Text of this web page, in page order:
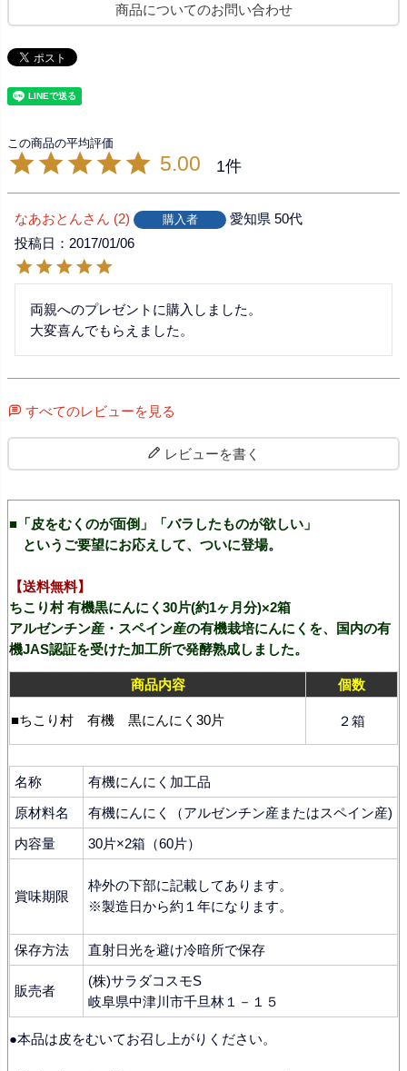
商品についてのお問い合わせ
5.00 1
なあおとん 2 購入者 愛知県 50代
投稿日
2017/01/06
両親へのプレゼントに購入しました。
大変喜んでもらえました。
すべてのレビューを見る
レビューを書く
■「皮をむくのが面倒」「バラしたものが欲しい」
というご要望にお応えして、ついに登場。
【送料無料】
ちこり村 有機黒にんにく30片(約1ヶ月分)×2箱
アルゼンチン産・スペイン産の有機栽培にんにくを、国内の有
機JAS認証を受けた加工所で発酵熟成しました。
商品内容 個数
■ちこり村 有機 黒にんにく30片 ２箱
名称
有機にんにく加工品
原材料名
有機にんにく（アルゼンチン産またはスペイン産)
内容量
30片×2箱（60片）
賞味期限
枠外の下部に記載してあります。
※製造日から約１年になります。
保存方法 直射日光を避け冷暗所で保存
販売者
(株)サラダコスモS
岐阜県中津川市千旦林１－１５
●本品は皮をむいてお召し上がりください。